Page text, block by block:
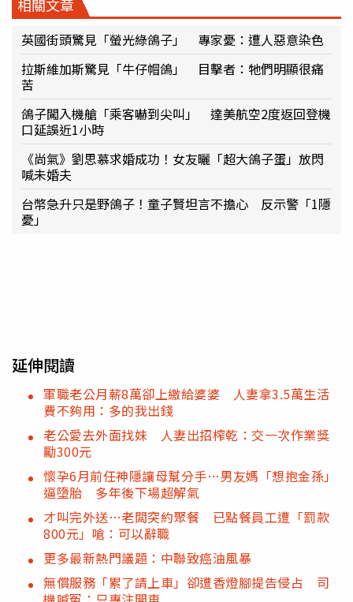
相關文章
英國街頭驚見「螢光綠鴿子」 專家憂：遭人惡意染色
拉斯維加斯驚見「牛仔帽鴿」 目擊者：牠們明顯很痛
苦
鴿子闖入機艙「乘客嚇到尖叫」 達美航空2度返回登機
口延誤近1小時
《尚氣》劉思慕求婚成功！女友曬「超大鴿子蛋」放閃
喊未婚夫
台幣急升只是野鴿子！童子賢坦言不擔心 反示警「1隱
憂」
延伸閱讀
軍職老公月薪8萬卻上繳給婆婆 人妻拿3.5萬生活
費不夠用：多的我出錢
老公愛去外面找妹 人妻出招榨乾：交一次作業獎
勵300元
懷孕6月前任神隱讓母幫分手…男友媽「想抱金孫」
逼墮胎 多年後下場超解氣
才叫完外送…老闆突約聚餐 已點餐員工遭「罰款
800元」嗆：可以辭職
更多最新熱門議題：中聯致癌油風暴
無償服務「累了請上車」卻遭香燈腳提告侵占 司